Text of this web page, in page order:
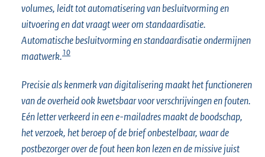
volumes, leidt tot automatisering van besluitvorming en
uitvoering en dat vraagt weer om standaardisatie.
Automatische besluitvorming en standaardisatie ondermijnen
maatwerk.10
Precisie als kenmerk van digitalisering maakt het functioneren
van de overheid ook kwetsbaar voor verschrijvingen en fouten.
Eén letter verkeerd in een e-mailadres maakt de boodschap,
het verzoek, het beroep of de brief onbestelbaar, waar de
postbezorger over de fout heen kon lezen en de missive juist